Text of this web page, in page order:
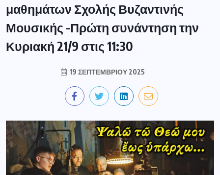
μαθημάτων Σχολής Βυζαντινής
Μουσικής -Πρώτη συνάντηση την
Κυριακή 21/9 στις 11:30
19 ΣΕΠΤΕΜΒΡΊΟΥ 2025